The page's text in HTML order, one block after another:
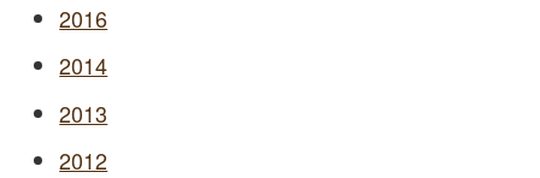
2016
2014
2013
2012